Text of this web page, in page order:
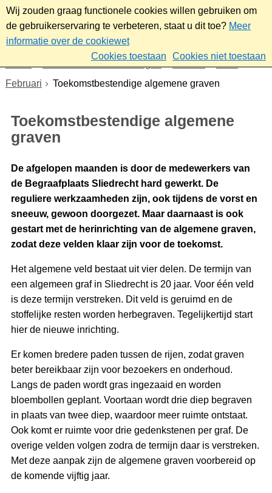
Wij zouden graag functionele cookies willen gebruiken om
de gebruikerservaring te verbeteren, staat u dit toe? Meer
informatie over de cookiewet
Cookies toestaan
Cookies niet toestaan
Nieuws & bekendmakingen Nieuws
2026
Februari
Toekomstbestendige algemene graven
Toekomstbestendige algemene
graven
De afgelopen maanden is door de medewerkers van
de Begraafplaats Sliedrecht hard gewerkt. De
reguliere werkzaamheden zijn, ook tijdens de vorst en
sneeuw, gewoon doorgezet. Maar daarnaast is ook
gestart met de herinrichting van de algemene graven,
zodat deze velden klaar zijn voor de toekomst.
Het algemene veld bestaat uit vier delen. De termijn van
een algemeen graf in Sliedrecht is 20 jaar. Voor één veld
is deze termijn verstreken. Dit veld is geruimd en de
stoffelijke resten worden herbegraven. Tegelijkertijd start
hier de nieuwe inrichting.
Er komen bredere paden tussen de rijen, zodat graven
beter bereikbaar zijn voor bezoekers en onderhoud.
Langs de paden wordt gras ingezaaid en worden
bloembollen geplant. Voortaan wordt drie diep begraven
in plaats van twee diep, waardoor meer ruimte ontstaat.
Ook komt er ruimte voor drie gedenkstenen per graf. De
overige velden volgen zodra de termijn daar is verstreken.
Met deze aanpak zijn de algemene graven voorbereid op
de komende vijftig jaar.